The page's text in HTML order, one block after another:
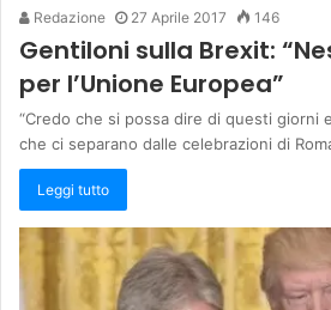
Redazione 27 Aprile 2017 146
Gentiloni sulla Brexit:
per l’Unione Europea”
“Credo che si possa dire di questi giorni
che ci separano dalle celebrazioni di
Leggi tutto